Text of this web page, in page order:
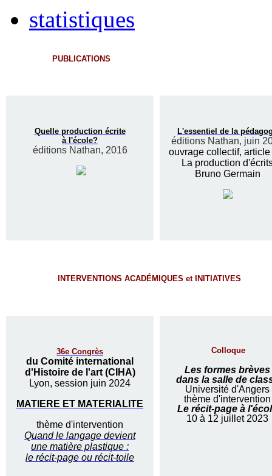
statistiques
PUBLICATIONS
Quelle production écrite
à l'école?
éditions Nathan, 2016
L'essentiel de la
éditions Nathan, juin
ouvrage collectif, article
La production
Bruno Germain
INTERVENTIONS ACADÉMIQUES et INITIATIVES
36e Congrès
du Comité international
d'Histoire de l'art (CIHA)
Lyon, session juin 2024
MATIERE ET MATERIALITE
thème d'intervention
Quand le langage devient
une matière plastique :
le récit-page ou récit-toile
Colloque
Les formes brèves
dans la salle de
Université d'Angers
thème d'intervention
Le récit-page à
10 à 12 juillet 2023